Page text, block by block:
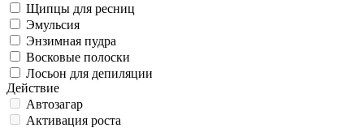
Щипцы для ресниц
Эмульсия
Энзимная пудра
Восковые полоски
Лосьон для депиляции
Действие
Автозагар
Активация роста